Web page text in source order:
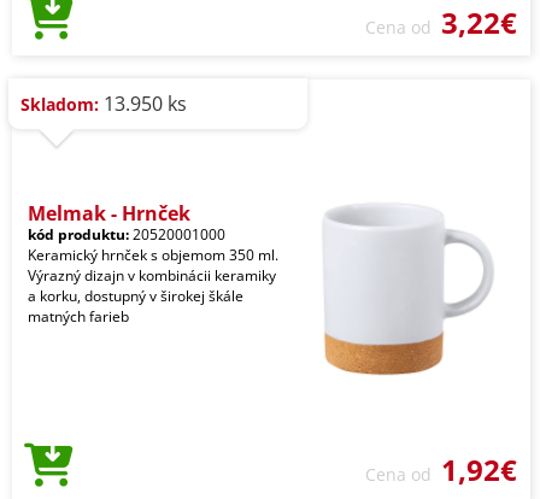
Cena od 3,22€
Skladom: 13.950 ks
Melmak - Hrnček
kód produktu:20520001000
Keramický hrnček s objemom 350 ml.
Výrazný dizajn v kombinácii keramiky
a korku, dostupný v širokej škále
matných farieb
Cena od 1,92€